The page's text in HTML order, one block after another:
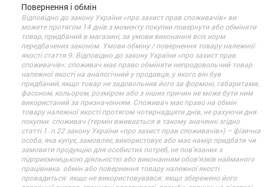
Повернення і обмін
Відповідно до закону України «про захист прав споживачів» ви
можете протягом 14 днів з моменту покупки повернути або обміняти
товар, придбаний в магазині, за умови виконання всіх норм
передбачених законом. Умови обміну / повернення товару належної
якості стаття 9. Відповідно до закону України «про захист прав
споживачів»: споживач має право обміняти непродовольчий товар
належної якості на аналогічний у продавця, у якого він був
придбаний, якщо товар не задовольнив його за формою, габаритами,
фасоном, кольором, розміром або з інших причин не може бути ним
використаний за призначенням. Споживач має право на обмін
товару належної якості протягом чотирнадцяти днів, не рахуючи дня
покупки. споживач (термін вживається в такому значенні згідно
статті 1. п.22 закону України «про захист прав споживачів») – фізична
особа, яка купує, замовляє, використовує або має намір придбати чи
замовити продукцію для особистих потреб, не пов’язаних з
підприємницькою діяльністю або виконанням обов’язків найманого
працівника. обмін або повернення товару належної якості
провадиться: якщо не використовувався; якщо збережено його